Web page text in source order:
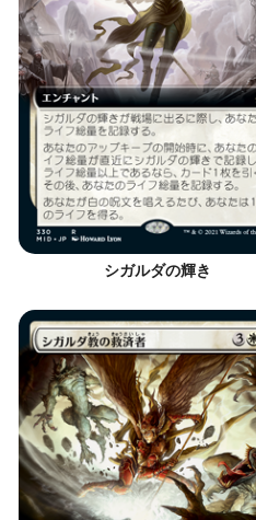
シガルダの輝き